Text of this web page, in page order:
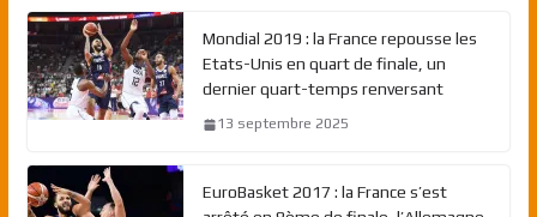
Mondial 2019 : la France repousse les
Etats-Unis en quart de finale, un
dernier quart-temps renversant
13 septembre 2025
EuroBasket 2017 : la France s’est